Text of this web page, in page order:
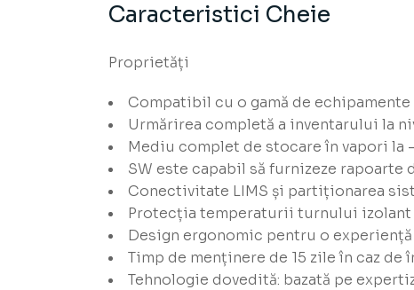
Caracteristici Cheie
Proprietăți
Compatibil cu o gamă de
Urmărirea completă a inventarului la
Mediu complet de stocare în vapori la
SW este capabil să furnizeze
Conectivitate LIMS și partiționarea
Protecția temperaturii turnului
Design ergonomic pentru o
Timp de menținere de 15 zile în caz
Tehnologie dovedită: bazată pe